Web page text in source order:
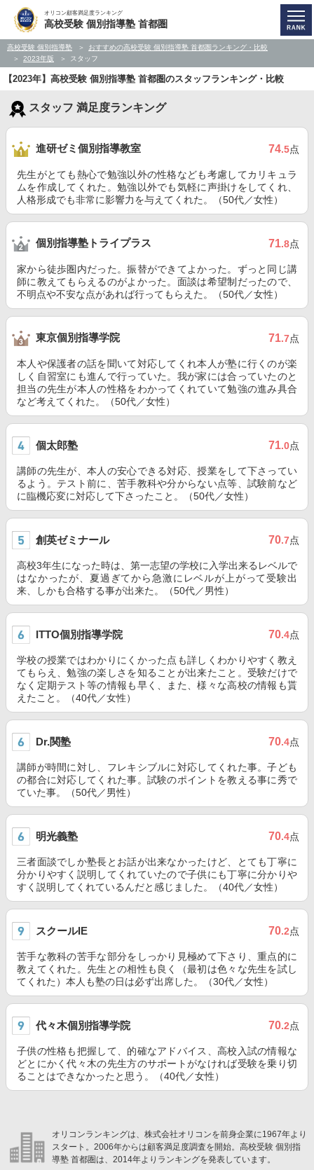
オリコン顧客満足度ランキング
高校受験 個別指導塾 首都圏
高校受験 個別指導塾
おすすめの高校受験 個別指導塾 首都圏ランキング・比較
2023年版
スタッフ
【2023年】高校受験 個別指導塾 首都圏のスタッフランキング・比較
スタッフ 満足度ランキング
進研ゼミ個別指導教室 74.5点
先生がとても熱心で勉強以外の性格なども考慮してカリキュラ
ムを作成してくれた。勉強以外でも気軽に声掛けをしてくれ、
人格形成でも非常に影響力を与えてくれた。（50代／女性）
個別指導塾トライプラス 71.8点
家から徒歩圏内だった。振替ができてよかった。ずっと同じ講
師に教えてもらえるのがよかった。面談は希望制だったので、
不明点や不安な点があれば行ってもらえた。（50代／女性）
東京個別指導学院 71.7点
本人や保護者の話を聞いて対応してくれ本人が塾に行くのが楽
しく自習室にも進んで行っていた。我が家には合っていたのと
担当の先生が本人の性格をわかってくれていて勉強の進み具合
など考えてくれた。（50代／女性）
個太郎塾 71.0点
講師の先生が、本人の安心できる対応、授業をして下さってい
るよう。テスト前に、苦手教科や分からない点等、試験前など
に臨機応変に対応して下さったこと。（50代／女性）
創英ゼミナール 70.7点
高校3年生になった時は、第一志望の学校に入学出来るレベルで
はなかったが、夏過ぎてから急激にレベルが上がって受験出
来、しかも合格する事が出来た。（50代／男性）
ITTO個別指導学院 70.4点
学校の授業ではわかりにくかった点も詳しくわかりやすく教え
てもらえ、勉強の楽しさを知ることが出来たこと。受験だけで
なく定期テスト等の情報も早く、また、様々な高校の情報も貰
えたこと。（40代／女性）
Dr.関塾 70.4点
講師が時間に対し、フレキシブルに対応してくれた事。子ども
の都合に対応してくれた事。試験のポイントを教える事に秀で
ていた事。（50代／男性）
明光義塾 70.4点
三者面談でしか塾長とお話が出来なかったけど、とても丁寧に
分かりやすく説明してくれていたので子供にも丁寧に分かりや
すく説明してくれているんだと感じました。（40代／女性）
スクールIE 70.2点
苦手な教科の苦手な部分をしっかり見極めて下さり、重点的に
教えてくれた。先生との相性も良く（最初は色々な先生を試し
てくれた）本人も塾の日は必ず出席した。（30代／女性）
代々木個別指導学院 70.2点
子供の性格も把握して、的確なアドバイス、高校入試の情報な
どとにかく代々木の先生方のサポートがなければ受験を乗り切
ることはできなかったと思う。（40代／女性）
オリコンランキングは、株式会社オリコンを前身企業に1967年より
スタート。2006年からは顧客満足度調査を開始。高校受験 個別指
導塾 首都圏は、2014年よりランキングを発表しています。